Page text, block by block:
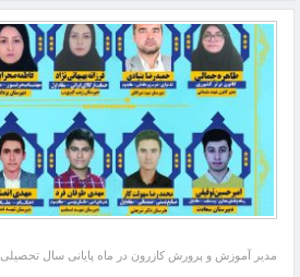
مدیر آموزش و پرورش کازرون در ماه پایانی سال تحصیلی 1400-1399 عنوان کرد: